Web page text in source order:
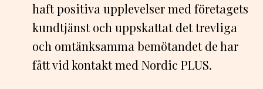
haft positiva upplevelser med företagets
kundtjänst och uppskattat det trevliga
och omtänksamma bemötandet de har
fått vid kontakt med Nordic PLUS.